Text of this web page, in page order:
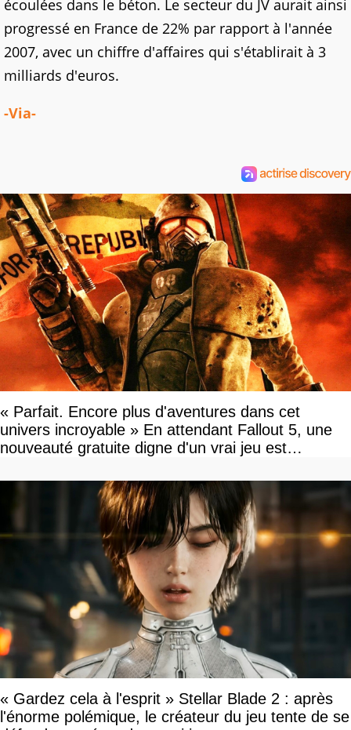
écoulées dans le béton. Le secteur du JV aurait ainsi
progressé en France de 22% par rapport à l'année
2007, avec un chiffre d'affaires qui s'établirait à 3
milliards d'euros.
-Via-
« Parfait. Encore plus d'aventures dans cet
univers incroyable » En attendant Fallout 5, une
nouveauté gratuite digne d'un vrai jeu est
« Gardez cela à l'esprit » Stellar Blade 2 : après
l'énorme polémique, le créateur du jeu tente de se